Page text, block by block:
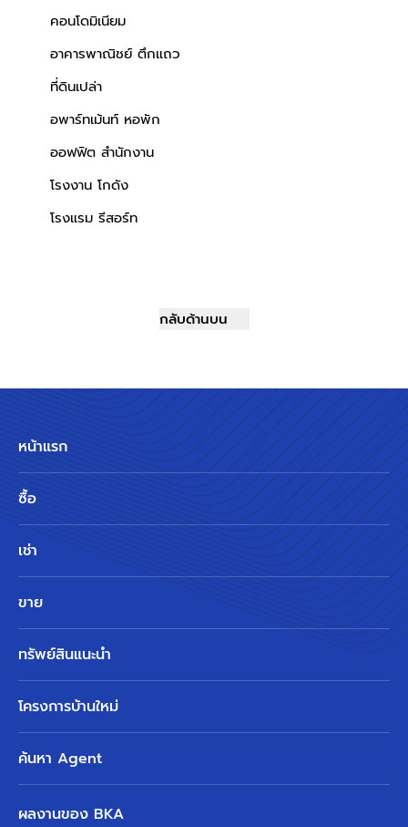
คอนโดมิเนียม
อาคารพาณิชย์ ตึกแถว
ที่ดินเปล่า
อพาร์ทเม้นท์ หอพัก
ออฟฟิต สำนักงาน
โรงงาน โกดัง
โรงแรม รีสอร์ท
กลับด้านบน
หน้าแรก
ซื้อ
เช่า
ขาย
ทรัพย์สินแนะนำ
โครงการบ้านใหม่
ค้นหา Agent
ผลงานของ BKA